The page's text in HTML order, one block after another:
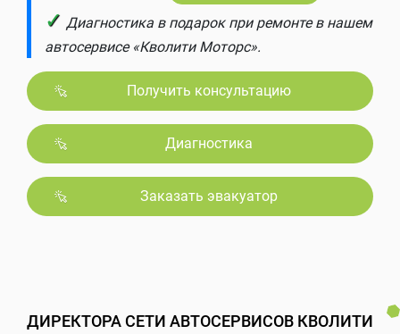
✓ Диагностика в подарок при ремонте в нашем
автосервисе «Кволити Моторс».
Получить консультацию
Диагностика
Заказать эвакуатор
ДИРЕКТОРА СЕТИ АВТОСЕРВИСОВ КВОЛИТИ